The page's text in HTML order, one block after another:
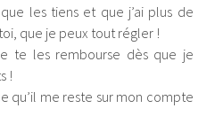
les tiens et que j’ai plus de
que je peux tout régler !
te les rembourse dès que je
!
qu’il me reste sur mon compte